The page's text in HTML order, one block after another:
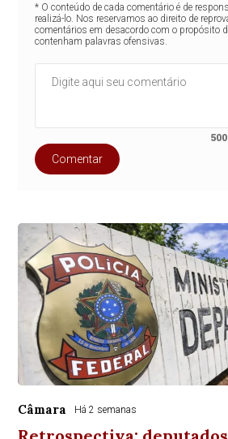
* O conteúdo de cada comentário é de
realizá-lo. Nos reservamos ao direito de
comentários em desacordo com o propósito
contenham palavras ofensivas.
500
Comentar
Câmara Há 2 semanas